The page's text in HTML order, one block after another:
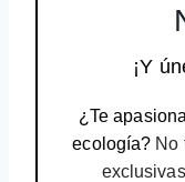
¡Y
¿Te
ecología? No